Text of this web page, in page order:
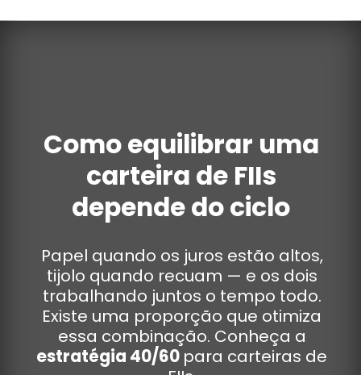
Papel quando os juros estão altos,
tijolo quando recuam — e os dois
trabalhando juntos o tempo todo.
Existe uma proporção que otimiza
essa combinação. Conheça a
estratégia 40/60 para carteiras de
Como equilibrar uma
carteira de FIIs
depende do ciclo